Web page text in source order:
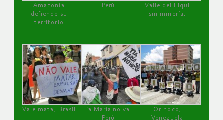
Amazonía
defiende su
territorio
Perú
Valle del Elqui
sin minería.
Vale mata, Brasil
Tía María no va !
Perú
Orinoco,
Venezuela